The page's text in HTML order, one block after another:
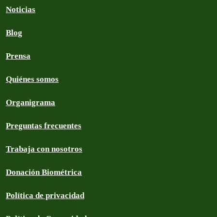
Noticias
Blog
Prensa
Quiénes somos
Organigrama
Preguntas frecuentes
Trabaja con nosotros
Donación Biométrica
Política de privacidad